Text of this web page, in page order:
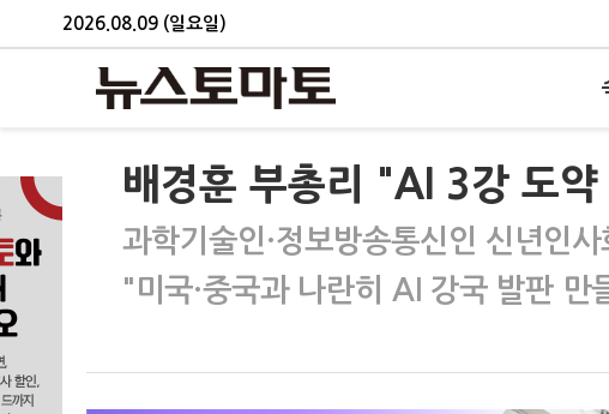
2026.08.09 (일요일)
배경훈 부총리 "AI 3강 도
과학기술인·정보방송통신인 신년인사
"미국·중국과 나란히 AI 강국 발판 만